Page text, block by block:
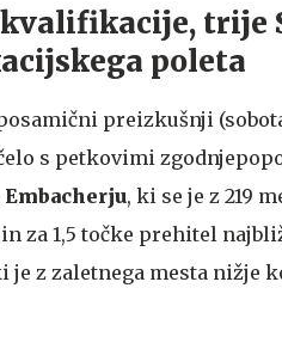
trije
poleta
preizkušnji
s petkovimi
Embacherju, ki se je z 219
za 1,5 točke prehitel
je z zaletnega mesta nižje